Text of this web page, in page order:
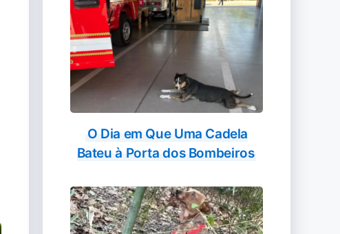
O Dia em Que Uma Cadela
Bateu à Porta dos Bombeiros